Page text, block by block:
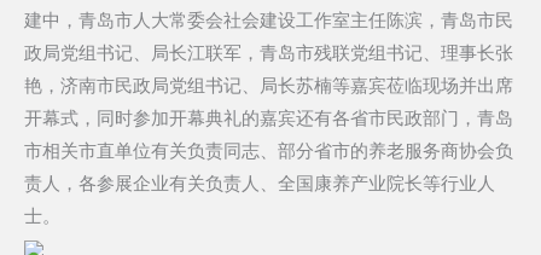
建中，青岛市人大常委会社会建设工作室主任陈滨，青岛市民
政局党组书记、局长江联军，青岛市残联党组书记、理事长张
艳，济南市民政局党组书记、局长苏楠等嘉宾莅临现场并出席
开幕式，同时参加开幕典礼的嘉宾还有各省市民政部门，青岛
市相关市直单位有关负责同志、部分省市的养老服务商协会负
责人，各参展企业有关负责人、全国康养产业院长等行业人
士。